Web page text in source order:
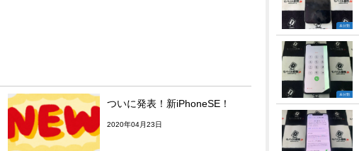
ついに発表！新iPhoneSE！
2020年04月23日
未分類
未分類